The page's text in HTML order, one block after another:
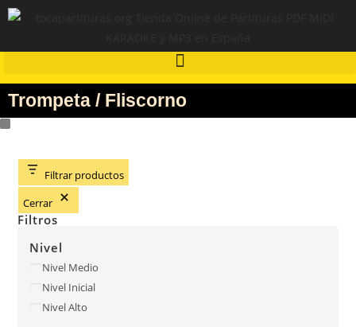
Trompeta / Fliscorno
Filtrar productos
Cerrar
Filtros
Nivel
Nivel Medio
Nivel Inicial
Nivel Alto